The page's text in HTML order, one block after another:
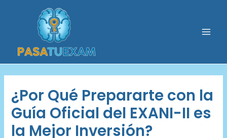
¿Por Qué Prepararte con la
Guía Oficial del EXANI-II es
la Mejor Inversión?